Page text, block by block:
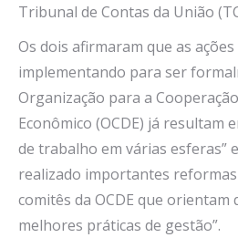
Tribunal de Contas da União
Os dois afirmaram que as
implementando para ser
Organização para a
Econômico (OCDE) já resultam
de trabalho em várias esferas”
realizado importantes
comitês da OCDE que orientam
melhores práticas de gestão”.